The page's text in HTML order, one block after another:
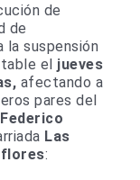
de
de
la suspensión
el jueves
afectando a
pares del
Las
: